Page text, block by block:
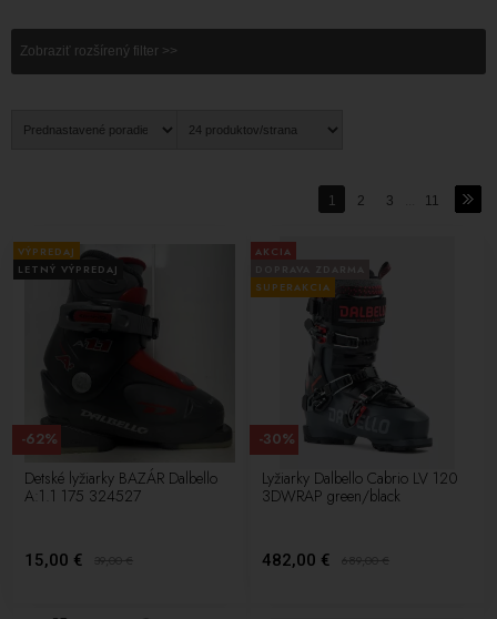
a odbornosťou značky, vám poskytne výnimočný zážitok na svahu.
značku Dalbello, ktorá je dlhodobo spoľahlivým partnerom pre
Zobraziť rozšírený filter >>
1 2 3 11
VÝPREDAJ
LETNÝ VÝPREDAJ
Detské lyžiarky BAZÁR Dalbello
A:1.1 175 324527
15,00 € 39,00€
-62%
AKCIA
SUPERAKCIA
Lyžiarky Dalbello Cabrio LV 120
3DWRAP green/black
482,00 € 689,00€
-30%